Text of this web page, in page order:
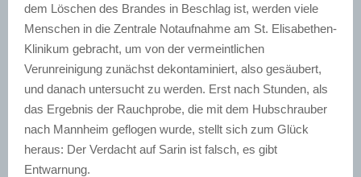
dem Löschen des Brandes in Beschlag ist, werden viele
Menschen in die Zentrale Notaufnahme am St. Elisabethen-
Klinikum gebracht, um von der vermeintlichen
Verunreinigung zunächst dekontaminiert, also gesäubert,
und danach untersucht zu werden. Erst nach Stunden, als
das Ergebnis der Rauchprobe, die mit dem Hubschrauber
nach Mannheim geflogen wurde, stellt sich zum Glück
heraus: Der Verdacht auf Sarin ist falsch, es gibt
Entwarnung.